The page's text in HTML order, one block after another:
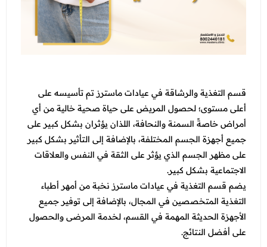
الطائف - شارع قريش
التغذية
الطب الاتصالي و الطب المنزلي
الباطنة
الانف والاذن
العظام
الاطفال
خدمات المختبر
الاشعة
عروض الجلدية والتجميل
عروض الفيلر و البوتكس
عروض نضارة البشرة
عروض المناسبات
عروض الصيف المميزة
عروض البيكو واي
عروض الليزر
عروض التغذية
عرض الكل
باقات متابعات ابر التنحيف
عروض النساء والتوليد والتجميل النسائي
عروض الاسنان
عروض الطب العام
عرض الكل
فحوصات العمالة الوافدة
اتصل بنا
انضم الي فريقنا
قسم التغذية والرشاقة في عيادات ماسترز تم تأسيسه على
أعلى مستوى؛ لحصول المريض على حياة صحية خالية من أي
أمراض خاصةً السمنة والنحافة، اللذان يؤثران بشكل كبير على
جميع أجهزة الجسم المختلفة، بالإضافة إلى التأثير بشكل كبير
على مظهر الجسم الذي يؤثر على الثقة في النفس والعلاقات
الاجتماعية بشكل كبير.
يضم قسم التغذية في عيادات ماسترز نخبة من أمهر أطباء
التغذية المتخصصين في المجال، بالإضافة إلى توفير جميع
الأجهزة الحديثة المهمة في القسم، لخدمة المرضى والحصول
على أفضل النتائج.